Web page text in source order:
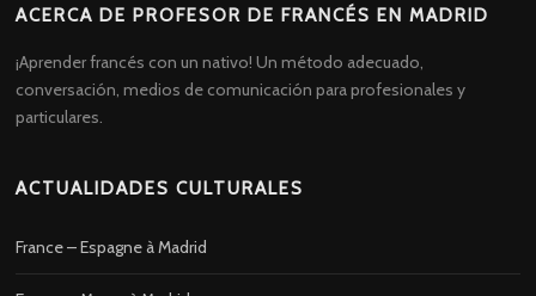
ACERCA DE PROFESOR DE FRANCÉS EN MADRID
¡Aprender francés con un nativo! Un método adecuado,
conversación, medios de comunicación para profesionales y
particulares.
ACTUALIDADES CULTURALES
France – Espagne à Madrid